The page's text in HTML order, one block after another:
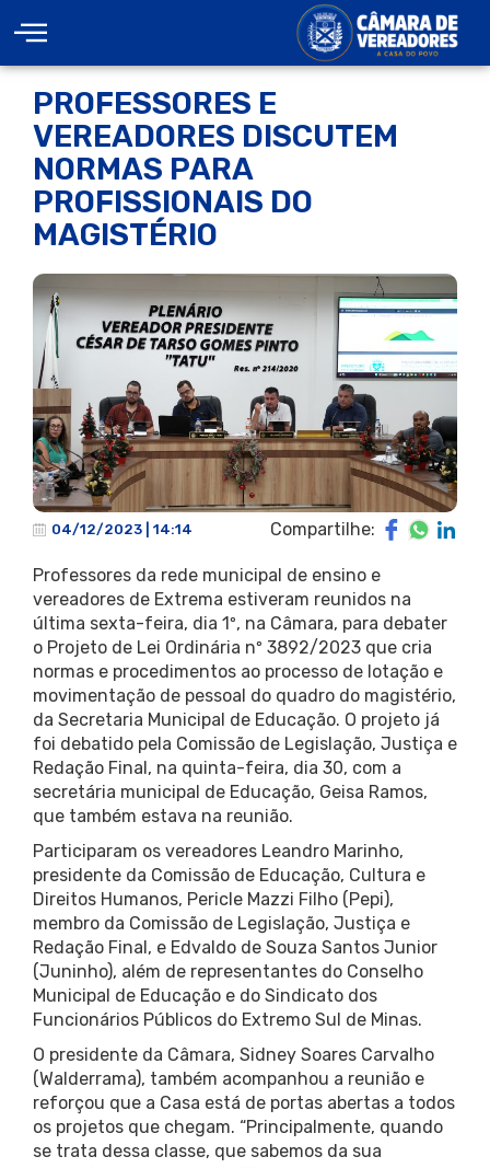
PROFESSORES E
VEREADORES DISCUTEM
NORMAS PARA
PROFISSIONAIS DO
MAGISTÉRIO
04/12/2023 | 14:14 Compartilhe:
Professores da rede municipal de ensino e
vereadores de Extrema estiveram reunidos na
última sexta-feira, dia 1º, na Câmara, para debater
o Projeto de Lei Ordinária nº 3892/2023 que cria
normas e procedimentos ao processo de lotação e
movimentação de pessoal do quadro do magistério,
da Secretaria Municipal de Educação. O projeto já
foi debatido pela Comissão de Legislação, Justiça e
Redação Final, na quinta-feira, dia 30, com a
secretária municipal de Educação, Geisa Ramos,
que também estava na reunião.
Participaram os vereadores Leandro Marinho,
presidente da Comissão de Educação, Cultura e
Direitos Humanos, Pericle Mazzi Filho (Pepi),
membro da Comissão de Legislação, Justiça e
Redação Final, e Edvaldo de Souza Santos Junior
(Juninho), além de representantes do Conselho
Municipal de Educação e do Sindicato dos
Funcionários Públicos do Extremo Sul de Minas.
O presidente da Câmara, Sidney Soares Carvalho
(Walderrama), também acompanhou a reunião e
reforçou que a Casa está de portas abertas a todos
os projetos que chegam. “Principalmente, quando
se trata dessa classe, que sabemos da sua